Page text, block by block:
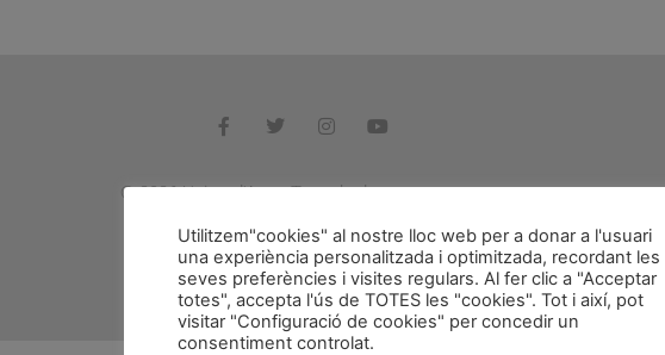
© 2026 Unitat d'Aran. Tots els drets reservats.
POLÍTICA DE PROTECCIÓ DE DADES
Utilitzem"cookies" al nostre lloc web per a donar a l'usuari
una experiència personalitzada i optimitzada, recordant les
seves preferències i visites regulars. Al fer clic a "Acceptar
totes", accepta l'ús de TOTES les "cookies". Tot i així, pot
visitar "Configuració de cookies" per concedir un
consentiment controlat.